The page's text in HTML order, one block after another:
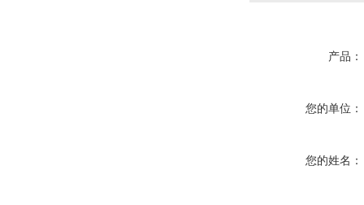
产品：
您的单位：
您的姓名：